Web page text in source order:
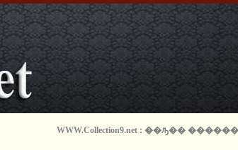
WWW.Collection9.net : ��ԡ��